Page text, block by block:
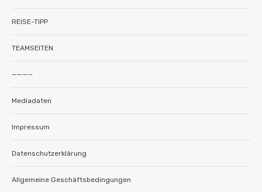
REISE-TIPP
TEAMSEITEN
————
Mediadaten
Impressum
Datenschutzerklärung
Allgemeine Geschäftsbedingungen